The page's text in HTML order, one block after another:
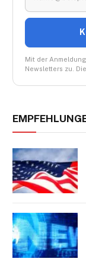
Mit der
Newsletters zu.